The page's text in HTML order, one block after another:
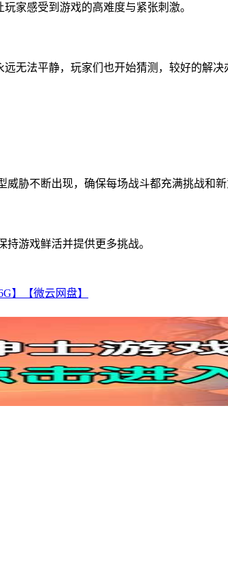
家感受到游戏的高难度与紧张刺激。
无法平静，玩家们也开始猜测，较好的解
胁不断出现，确保每场战斗都充满挑战和新
游戏鲜活并提供更多挑战。
】【微云网盘】